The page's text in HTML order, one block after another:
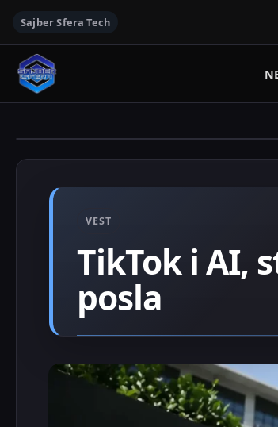
Sajber Sfera Tech
VEST
TikTok i AI,
posla